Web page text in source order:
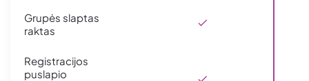
Grupės slaptas
raktas
Registracijos
puslapio